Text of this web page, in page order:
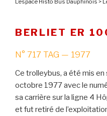
L’espace Histo Bus Dauphinois >
BERLIET ER
N° 717 TAG — 1977
Ce trolleybus, a été mis en
octobre 1977 avec le
sa carrière sur la ligne 4
et fut retiré de